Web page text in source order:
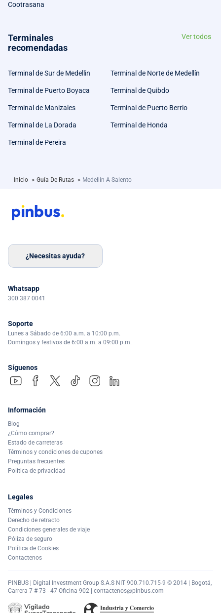
Cootrasana
Terminales
recomendadas
Ver todos
Terminal de Sur de Medellin Terminal de Norte de Medellín
Terminal de Puerto Boyaca Terminal de Quibdo
Terminal de Manizales Terminal de Puerto Berrio
Terminal de La Dorada Terminal de Honda
Terminal de Pereira
Inicio > Guía De Rutas > Medellín A Salento
¿Necesitas ayuda?
Whatsapp
300 387 0041
Soporte
Lunes a Sábado de 6:00 a.m. a 10:00 p.m.
Domingos y festivos de 6:00 a.m. a 09:00 p.m.
Síguenos
Información
Blog
¿Cómo comprar?
Estado de carreteras
Términos y condiciones de cupones
Preguntas frecuentes
Política de privacidad
Legales
Términos y Condiciones
Derecho de retracto
Condiciones generales de viaje
Póliza de seguro
Política de Cookies
Contactenos
PINBUS | Digital Investment Group S.A.S NIT 900.710.715-9 © 2014 | Bogotá,
Carrera 7 # 73 - 47 Oficina 902 | contactenos@pinbus.com